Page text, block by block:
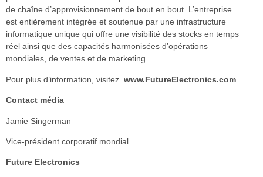
de chaîne d’approvisionnement de bout en bout. L’entreprise
est entièrement intégrée et soutenue par une infrastructure
informatique unique qui offre une visibilité des stocks en temps
réel ainsi que des capacités harmonisées d’opérations
mondiales, de ventes et de marketing.
Pour plus d’information, visitez www.FutureElectronics.com
Contact média
Jamie Singerman
Vice-président corporatif mondial
Future Electronics